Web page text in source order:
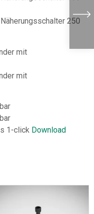
250
mit
mit
1-click Download